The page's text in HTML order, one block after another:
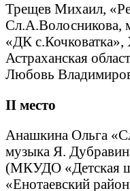
Трещев Михаил,
«ДК с.Кочковатка»,
Астраханская
Любовь
II место
Анашкина Ольга
музыка Я.
(МКУДО «Детская
«Енотаевский